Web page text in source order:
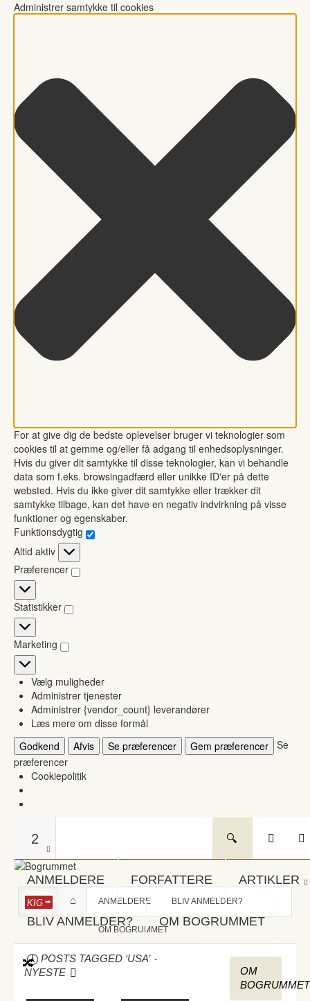
Administrer samtykke til cookies
For at give dig de bedste oplevelser bruger vi teknologier som
cookies til at gemme og/eller få adgang til enhedsoplysninger.
Hvis du giver dit samtykke til disse teknologier, kan vi behandle
data som f.eks. browsingadfærd eller unikke ID'er på dette
websted. Hvis du ikke giver dit samtykke eller trækker dit
samtykke tilbage, kan det have en negativ indvirkning på visse
funktioner og egenskaber.
Funktionsdygtig
Funktionsdygtig
Altid aktiv
Præferencer
Præferencer
Statistikker
Statistikker
Marketing
Marketing
Vælg muligheder
Administrer tjenester
Administrer {vendor_count} leverandører
Læs mere om disse formål
Godkend
Afvis Se præferencer Gem præferencer Se
præferencer
Cookiepolitik
2
ANMELDERE FORFATTERE ARTIKLER
BLIV ANMELDER? OM BOGRUMMET
KIG ANMELDERE BLIV ANMELDER?
OM BOGRUMMET
POSTS TAGGED ‘USA’ -
NYESTE
OM
BOGRUMMET